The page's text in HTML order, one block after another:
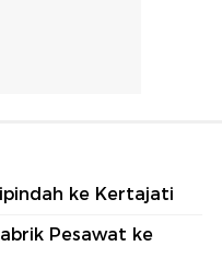
ke Kertajati
Pesawat ke